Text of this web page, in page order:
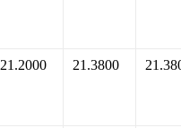
21.2000 21.3800